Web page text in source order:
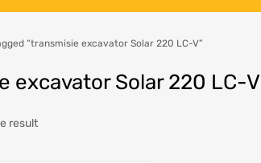
“transmisie excavator Solar 220 LC-V”
excavator Solar 220 LC-V
result